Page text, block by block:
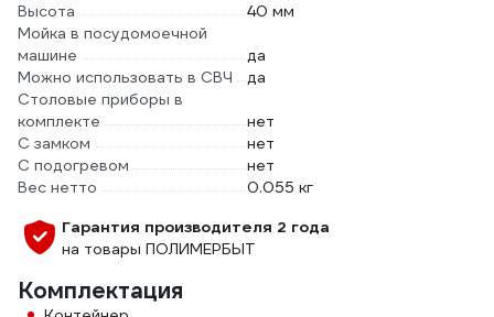
Высота
40 мм
Мойка в посудомоечной
машине
да
Можно использовать в СВЧ
да
Столовые приборы в
комплекте
нет
С замком
нет
С подогревом
нет
Вес нетто
0.055 кг
Гарантия производителя 2 года
на товары ПОЛИМЕРБЫТ
Комплектация